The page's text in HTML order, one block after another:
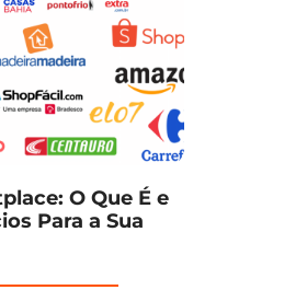
O Que É e
Para a Sua